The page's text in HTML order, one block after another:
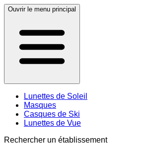
Ouvrir le menu principal
Lunettes de Soleil
Masques
Casques de Ski
Lunettes de Vue
Rechercher un établissement